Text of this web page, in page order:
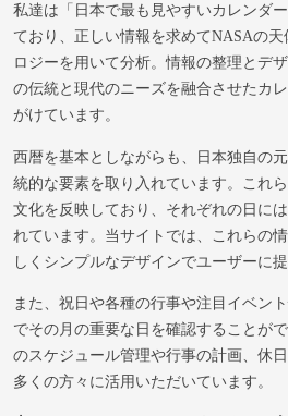
私達は「日本で最も見やすいカレンダ
ており、正しい情報を求めてNASAの
ロジーを用いて分析。情報の整理とデ
の伝統と現代のニーズを融合させたカ
がけています。
西暦を基本としながらも、日本独自の
統的な要素を取り入れています。これ
文化を反映しており、それぞれの日に
れています。当サイトでは、これらの
しくシンプルなデザインでユーザーに提
また、祝日や各種の行事や注目イベン
でその月の重要な日を確認することが
のスケジュール管理や行事の計画、休
多くの方々に活用いただいています。